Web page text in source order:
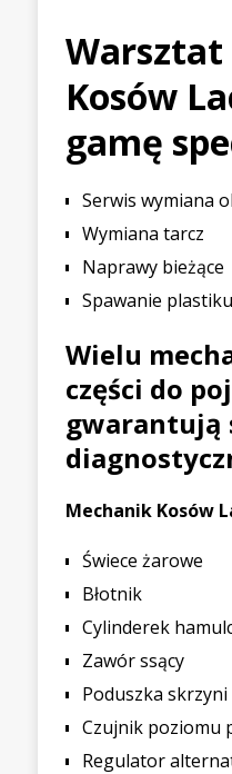
Warsztat
Kosów
gamę
Serwis wymiana
Wymiana tarcz
Naprawy bieżące
Spawanie plastiku
Wielu
części do
gwarantują
Mechanik Kosów
Świece żarowe
Błotnik
Cylinderek
Zawór ssący
Poduszka
Czujnik poziomu
Regulator